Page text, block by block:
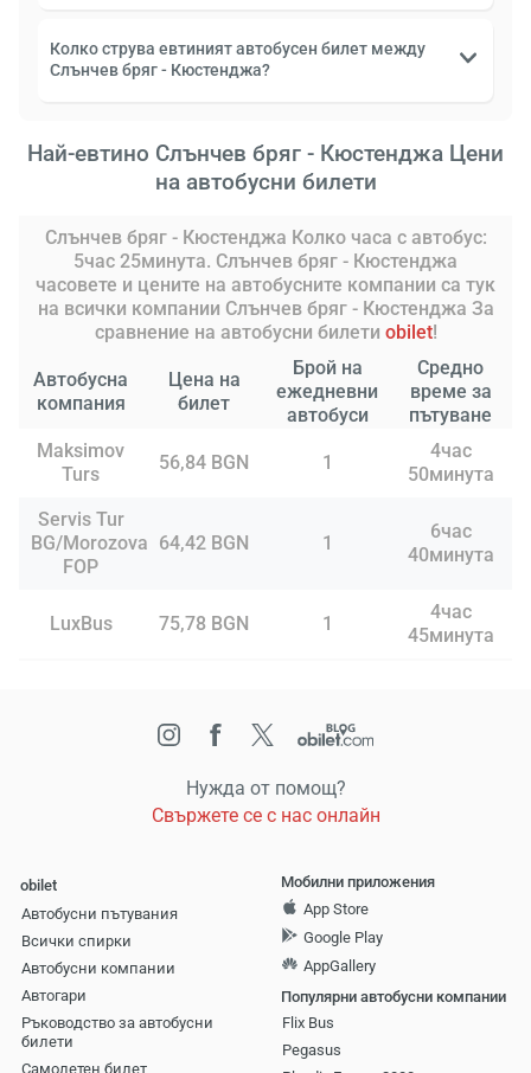
Колко струва евтиният автобусен билет между
Слънчев бряг - Кюстенджа?
Най-евтино Слънчев бряг - Кюстенджа Цени
на автобусни билети
Слънчев бряг - Кюстенджа Колко часа с автобус:
5час 25минута. Слънчев бряг - Кюстенджа
часовете и цените на автобусните компании са тук
на всички компании Слънчев бряг - Кюстенджа За
сравнение на автобусни билети obilet!
Автобусна
компания
Цена на
билет
Брой на
ежедневни
автобуси
Средно
време за
пътуване
Maksimov
Turs
56,84 BGN 1
4час
50минута
Servis Tur
BG/Morozova
FOP
64,42 BGN 1
6час
40минута
LuxBus 75,78 BGN 1
4час
45минута
Нужда от помощ?
Свържете се с нас онлайн
obilet
Автобусни пътувания
Всички спирки
Автобусни компании
Aвтогари
Ръководство за автобусни
билети
Самолетен билет
Мобилни приложения
App Store
Google Play
AppGallery
Популярни автобусни компании
Flix Bus
Pegasus